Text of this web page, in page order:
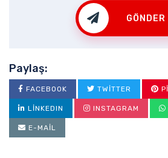
GÖNDER
Paylaş:
FACEBOOK TWITTER
LINKEDIN INSTAGRAM
E-MAIL